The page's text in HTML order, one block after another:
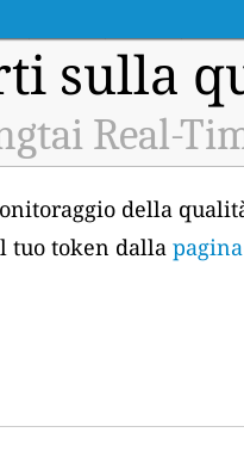
sulla
Real-
della
tuo token dalla